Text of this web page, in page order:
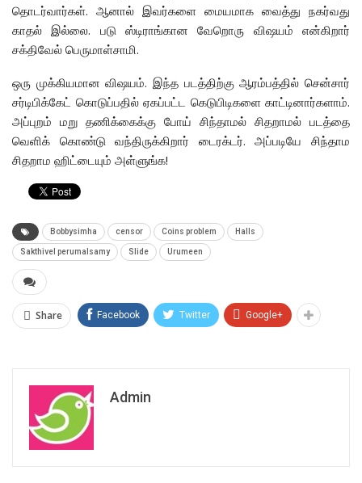
தொடர்வார்கள். ஆனால் இவர்களை மையமாக வைத்து நகர்வது
காதல் இல்லை. படு ஸ்டிராங்கான வேறொரு விஷயம் என்கிறார்
சக்திவேல் பெருமாள்சாமி.
ஒரு முக்கியமான விஷயம். இந்த படத்திற்கு ஆரம்பத்தில் சென்சார்
சர்டிபிக்கேட் கொடுப்பதில் ஏகப்பட்ட கெடுபிடிகளை காட்டினார்களாம்.
அப்புறம் மறு தணிக்கைக்கு போய் சிந்தாமல் சிதறாமல் படத்தை
வெளிக் கொண்டு வந்திருக்கிறார் டைரக்டர். அப்படியே சிந்தாம
சிதறாம ஹிட்டையும் அள்ளுங்க!
Bobbysimha censor Coins problem Halls
Sakthivel perumalsamy Slide Urumeen
Share Facebook Twitter Google+
Admin